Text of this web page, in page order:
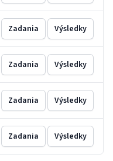
Zadania Výsledky
Zadania Výsledky
Zadania Výsledky
Zadania Výsledky